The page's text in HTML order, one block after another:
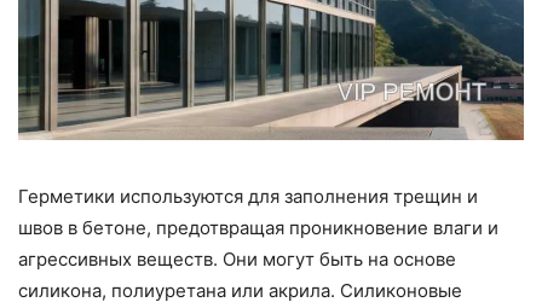
Герметики используются для заполнения трещин и
швов в бетоне, предотвращая проникновение влаги и
агрессивных веществ. Они могут быть на основе
силикона, полиуретана или акрила. Силиконовые